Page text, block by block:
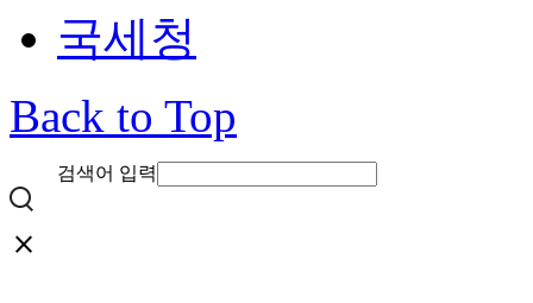
국세청
Back to Top
검색어 입력
close